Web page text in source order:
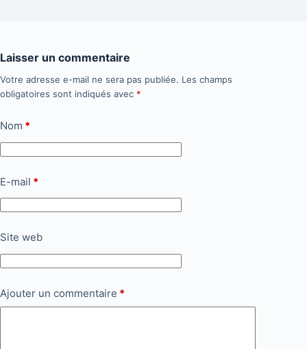
Laisser un commentaire
Votre adresse e-mail ne sera pas publiée. Les champs
obligatoires sont indiqués avec *
Nom *
E-mail *
Site web
Ajouter un commentaire *